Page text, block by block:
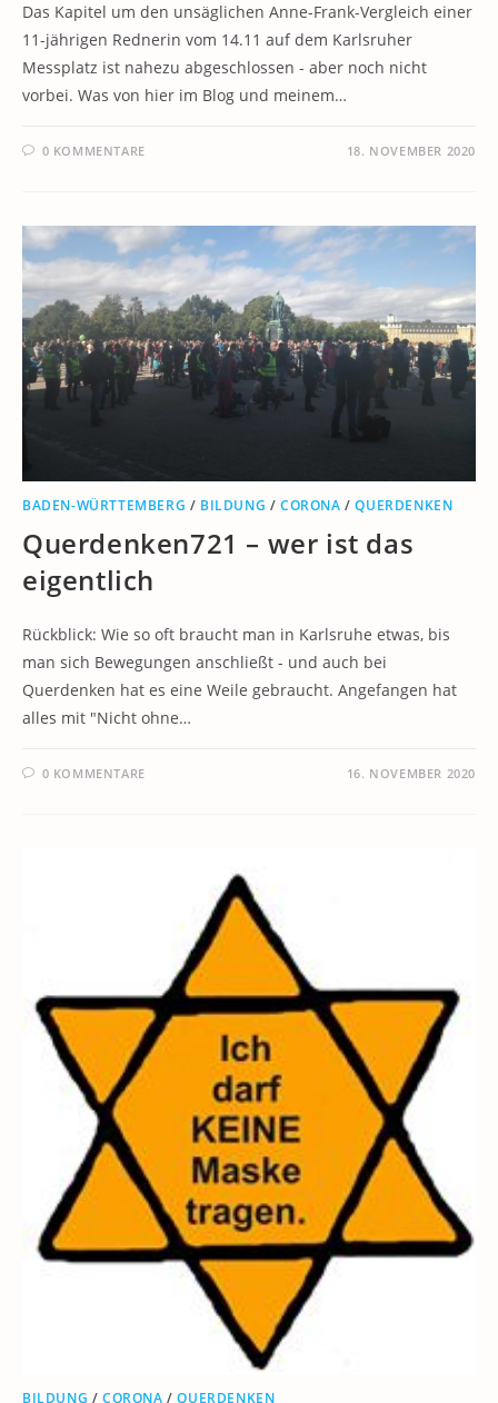
Das Kapitel um den unsäglichen Anne-Frank-Vergleich einer
11-jährigen Rednerin vom 14.11 auf dem Karlsruher
Messplatz ist nahezu abgeschlossen - aber noch nicht
vorbei. Was von hier im Blog und meinem…
0 KOMMENTARE 18. NOVEMBER 2020
BADEN-WÜRTTEMBERG / BILDUNG /CORONA /QUERDENKEN
Querdenken721 – wer ist das
eigentlich
Rückblick: Wie so oft braucht man in Karlsruhe etwas, bis
man sich Bewegungen anschließt - und auch bei
Querdenken hat es eine Weile gebraucht. Angefangen hat
alles mit "Nicht ohne…
0 KOMMENTARE 16. NOVEMBER 2020
BILDUNG /CORONA /QUERDENKEN